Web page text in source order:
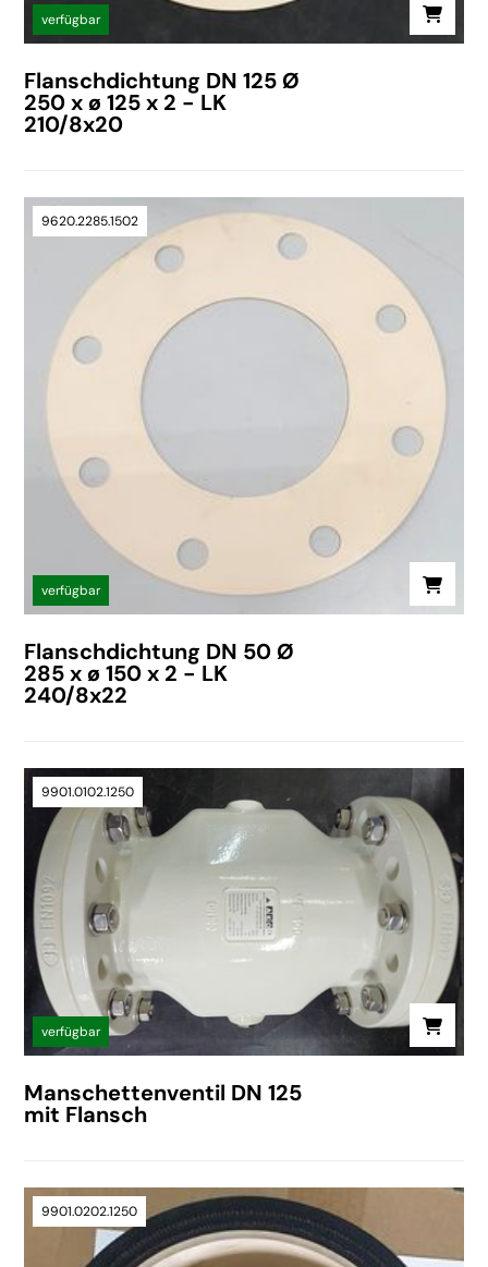
verfügbar
Flanschdichtung DN 125 Ø
250 x ø 125 x 2 - LK
210/8x20
9620.2285.1502
verfügbar
Flanschdichtung DN 50 Ø
285 x ø 150 x 2 - LK
240/8x22
9901.0102.1250
verfügbar
Manschettenventil DN 125
mit Flansch
9901.0202.1250